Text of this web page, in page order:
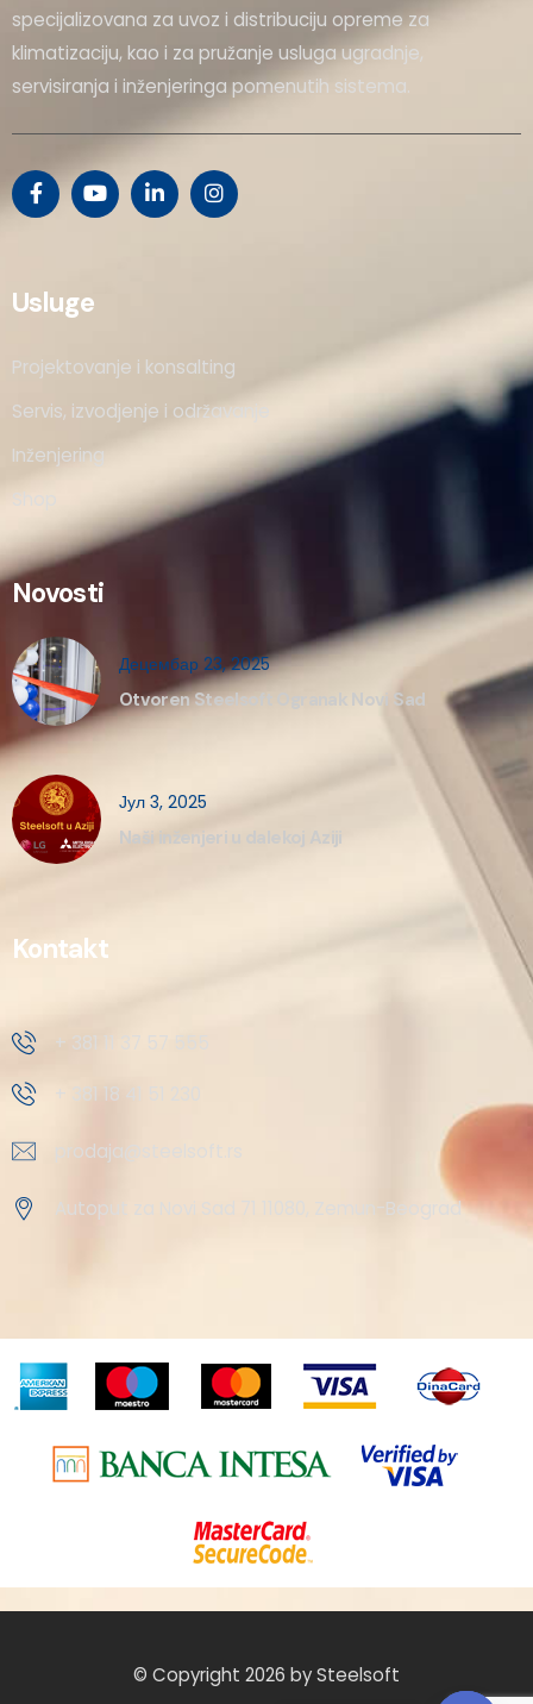
specijalizovana za uvoz i distribuciju opreme za
klimatizaciju, kao i za pružanje usluga ugradnje,
servisiranja i inženjeringa pomenutih sistema.
Usluge
Projektovanje i konsalting
Servis, izvodjenje i održavanje
Inženjering
Shop
Novosti
Децембар 23, 2025
Otvoren Steelsoft Ogranak Novi Sad
Јул 3, 2025
Naši inženjeri u dalekoj Aziji
Kontakt
+ 381 11 37 57 555
+ 381 18 41 51 230
prodaja@steelsoft.rs
Autoput za Novi Sad 71 11080, Zemun-Beograd
© Copyright 2026 by Steelsoft